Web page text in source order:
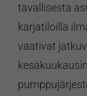
tavallisesta
karjatiloilla
vaativat